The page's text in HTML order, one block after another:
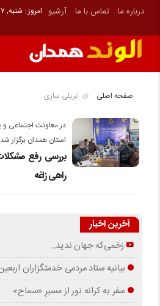
درباره ما تماس با ما آرشیو امروز : شنبه, ۱۷ مرداد , ۱۴۰۵
صفحه اصلی تریلی سازی
در معاونت اجتماعی
استان همدان برگزار شد
بررسی رفع
راهی زاغه
آخرین اخبار
زخمی‌که جهان ندید…
بیانیه ستاد مردمی خدمتگزاران
سفر به کرانه‌ نور از مسیرِ «سماح»